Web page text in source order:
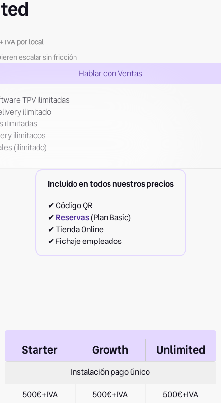
IVA por local
escalar sin fricción
Hablar con Ventas
TPV ilimitadas
ilimitado
ilimitadas
ilimitados
(ilimitado)
Incluido en todos nuestros precios
✔ Código QR
✔ Reservas(Plan Basic)
✔ Tienda Online
✔ Fichaje empleados
Starter Growth Unlimited
Instalación pago único
500€+IVA
500€+IVA 500€+IVA